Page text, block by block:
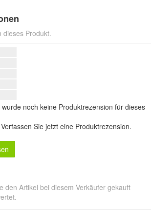
dieses Produkt.
wurde noch keine Produktrezension für dieses
Verfassen Sie jetzt eine Produktrezension.
den Artikel bei diesem Verkäufer gekauft